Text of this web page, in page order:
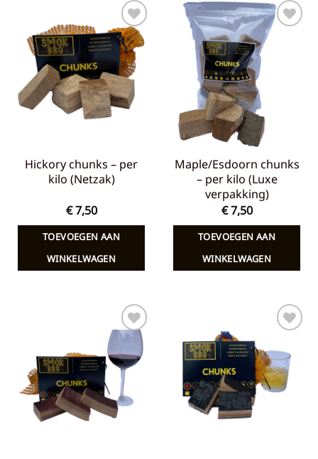
Toevoegen
aan
verlanglijst
Hickory chunks – per
kilo (Netzak)
€7,50
TOEVOEGEN AAN
WINKELWAGEN
Toevoegen
verlanglijst
Maple/Esdoorn chunks
– per kilo (Luxe
verpakking)
€7,50
TOEVOEGEN AAN
WINKELWAGEN
Toevoegen
aan
verlanglijst
Toevoegen
aan
verlanglijst